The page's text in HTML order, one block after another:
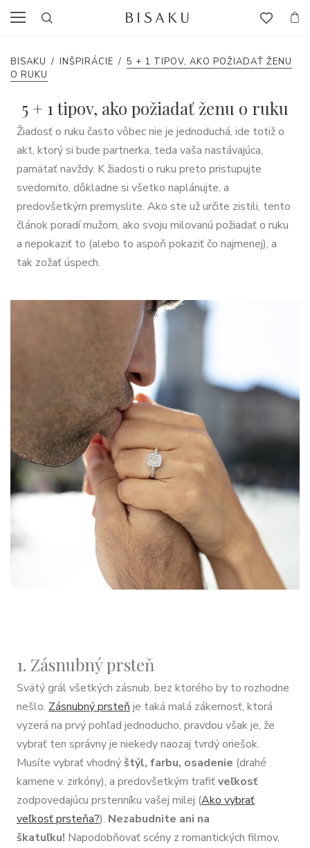
BISAKU / INŠPIRÁCIE / 5 + 1 TIPOV, AKO POŽIADAŤ ŽENU
O RUKU
5 + 1 tipov, ako požiadať ženu o ruku
Žiadosť o ruku často vôbec nie je jednoduchá, ide totiž o
akt, ktorý si bude partnerka, teda vaša nastávajúca,
pamätať navždy. K žiadosti o ruku preto pristupujte
svedomito, dôkladne si všetko naplánujte, a
predovšetkým premyslite. Ako ste už určite zistili, tento
článok poradí mužom, ako svoju milovanú požiadať o ruku
a nepokaziť to (alebo to aspoň pokaziť čo najmenej), a
tak zožať úspech.
1. Zásnubný prsteň
Svätý grál všetkých zásnub, bez ktorého by to rozhodne
nešlo. Zásnubný prsteň je taká malá zákernosť, ktorá
vyzerá na prvý pohľad jednoducho, pravdou však je, že
vybrať ten správny je niekedy naozaj tvrdý oriešok.
Musíte vybrať vhodný štýl, farbu, osadenie (drahé
kamene v. zirkóny), a predovšetkým trafiťveľkosť
zodpovedajúcu prstenníku vašej milej (Ako vybrať
veľkosť prsteňa?). Nezabudnite ani na
škatuľku! Napodobňovať scény z romantických filmov,